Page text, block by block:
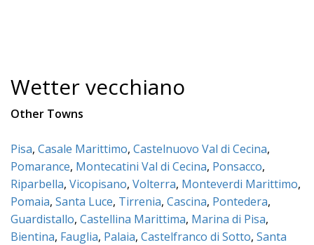
Wetter vecchiano
Other Towns
Pisa, Casale Marittimo, Castelnuovo Val di Cecina,
Pomarance, Montecatini Val di Cecina, Ponsacco,
Riparbella, Vicopisano, Volterra, Monteverdi Marittimo,
Pomaia, Santa Luce, Tirrenia, Cascina, Pontedera,
Guardistallo, Castellina Marittima, Marina di Pisa,
Bientina, Fauglia, Palaia, Castelfranco di Sotto, Santa